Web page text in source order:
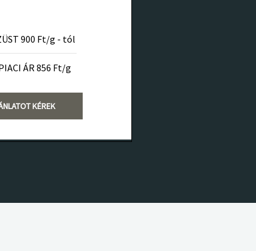
900 Ft/g - tól
ÁR 856 Ft/g
KÉREK